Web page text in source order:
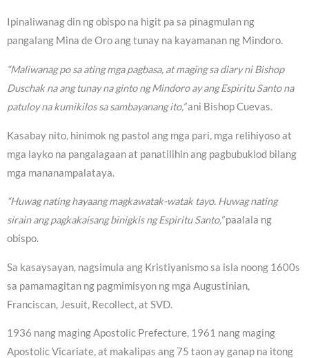
Ipinaliwanag din ng obispo na higit pa sa pinagmulan ng
pangalang Mina de Oro ang tunay na kayamanan ng Mindoro.
“Maliwanag po sa ating mga pagbasa, at maging sa diary ni Bishop
Duschak na ang tunay na ginto ng Mindoro ay ang Espiritu Santo na
patuloy na kumikilos sa sambayanang ito,”ani Bishop Cuevas.
Kasabay nito, hinimok ng pastol ang mga pari, mga relihiyoso at
mga layko na pangalagaan at panatilihin ang pagbubuklod bilang
mga mananampalataya.
“Huwag nating hayaang magkawatak-watak tayo. Huwag nating
sirain ang pagkakaisang binigkis ng Espiritu Santo,”paalala ng
obispo.
Sa kasaysayan, nagsimula ang Kristiyanismo sa isla noong 1600s
sa pamamagitan ng pagmimisyon ng mga Augustinian,
Franciscan, Jesuit, Recollect, at SVD.
1936 nang maging Apostolic Prefecture, 1961 nang maging
Apostolic Vicariate, at makalipas ang 75 taon ay ganap na itong